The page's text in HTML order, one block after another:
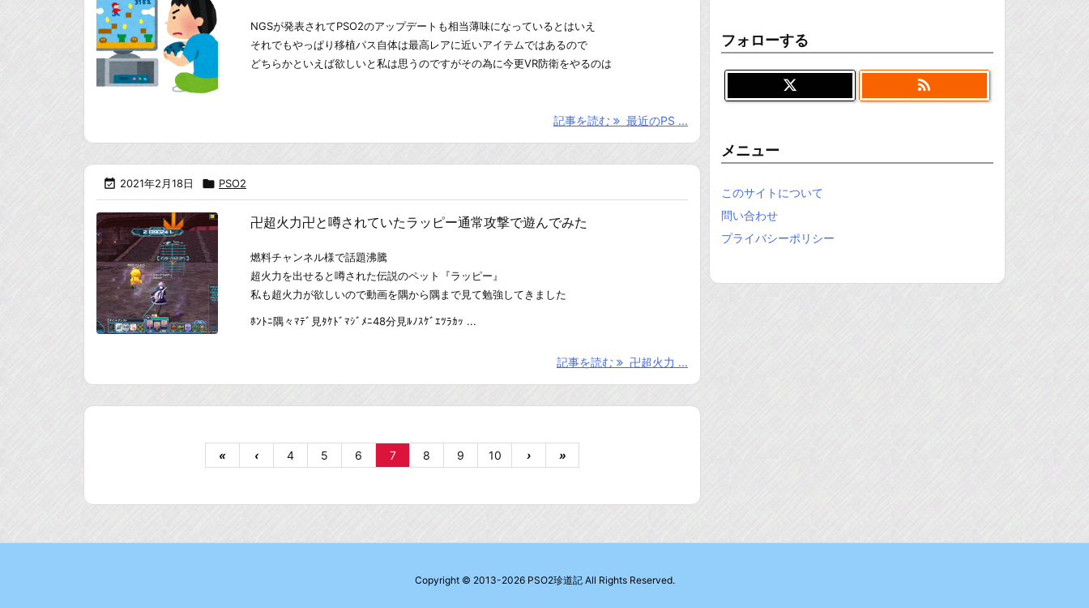
NGSが発表されてPSO2のアップデートも相当薄味になっているとはいえ
それでもやっぱり移植パス自体は最高レアに近いアイテムではあるので
どちらかといえば欲しいと私は思うのですがその為に今更VR防衛をやるのは
記事を読む 最近のPS ...
 2021年2月18日  PSO2
卍超火力卍と噂されていたラッピー通常攻撃で遊んでみた
燃料チャンネル様で話題沸騰
超火力を出せると噂された伝説のペット『ラッピー』
私も超火力が欲しいので動画を隅から隅まで見て勉強してきました
ﾎﾝﾄﾆ隅々ﾏﾃﾞ見ﾀｹﾄﾞﾏｼﾞﾒﾆ48分見ﾙﾉｽｹﾞｴﾂﾗｶｯ ...
記事を読む 卍超火力 ...
« ‹ 4 5 6 7 8 9 10 › »
フォローする

メニュー
このサイトについて
問い合わせ
プライバシーポリシー
Copyright © 2013-2026 PSO2珍道記All Rights Reserved.